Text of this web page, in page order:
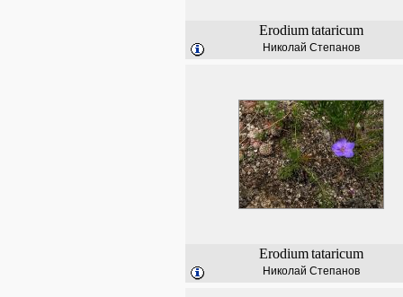
Erodiumtataricum
Николай Степанов
Erodiumtataricum
Николай Степанов